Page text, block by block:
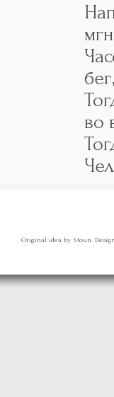
бег,
во
Original idea by Stoun.